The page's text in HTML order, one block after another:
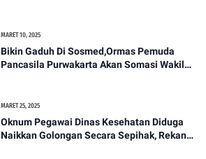
MARET 10, 2025
Bikin Gaduh Di Sosmed,Ormas Pemuda
Pancasila Purwakarta Akan Somasi Wakil
MARET 25, 2025
Oknum Pegawai Dinas Kesehatan Diduga
Naikkan Golongan Secara Sepihak, Rekan